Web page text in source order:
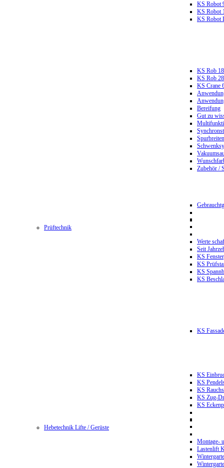
KS Robot
KS Robot
KS Robot
KS Rob
KS Rob
KS Crane
Bereifung
Gut zu
Zubehör /
Prüftechnik
Werte
Seit
KS
KS
KS
KS
KS
KS
KS
KS
KS Zug-
KS
Hebetechnik Lifte / Gerüste
Montage-
Lastenlift